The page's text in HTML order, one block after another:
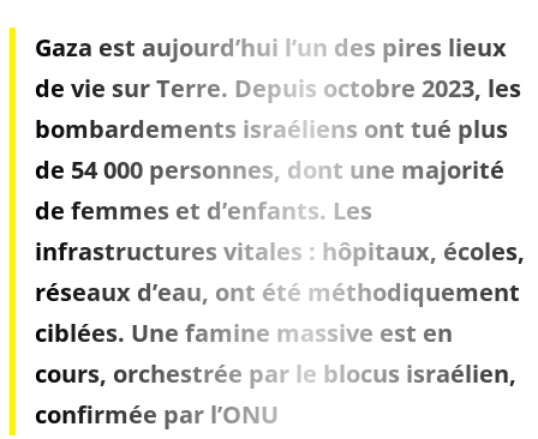
Gaza est aujourd’hui l’un des pires lieux
de vie sur Terre. Depuis octobre 2023, les
bombardements israéliens ont tué plus
de 54 000 personnes, dont une majorité
de femmes et d’enfants. Les
infrastructures vitales : hôpitaux, écoles,
réseaux d’eau, ont été méthodiquement
ciblées. Une famine massive est en
cours, orchestrée par le blocus israélien,
confirmée par l’ONU